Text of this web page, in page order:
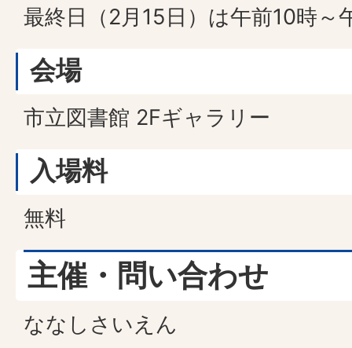
最終日（2月15日）は午前10時～
会場
市立図書館 2Fギャラリー
入場料
無料
主催・問い合わせ
ななしさいえん